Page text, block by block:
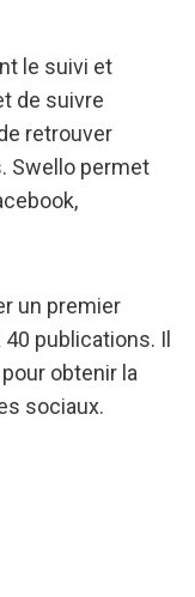
le suivi et
de suivre
retrouver
Swello permet
un premier
publications. Il
obtenir la
sociaux.